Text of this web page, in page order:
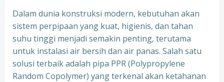
Dalam dunia konstruksi modern, kebutuhan akan
sistem perpipaan yang kuat, higienis, dan tahan
suhu tinggi menjadi semakin penting, terutama
untuk instalasi air bersih dan air panas. Salah satu
solusi terbaik adalah pipa PPR (Polypropylene
Random Copolymer) yang terkenal akan ketahanan